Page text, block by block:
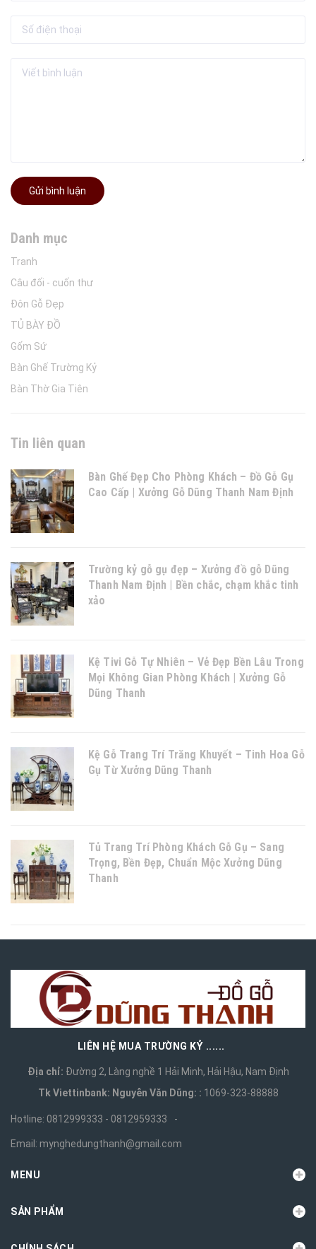
Gửi bình luận
Danh mục
Tranh
Câu đối - cuốn thư
Đôn Gỗ Đẹp
TỦ BÀY ĐỒ
Gốm Sứ
Bàn Ghế Trường Kỷ
Bàn Thờ Gia Tiên
Tin liên quan
Bàn Ghế Đẹp Cho Phòng Khách – Đồ Gỗ Gụ
Cao Cấp | Xưởng Gỗ Dũng Thanh Nam Định
Trường kỷ gỗ gụ đẹp – Xưởng đồ gỗ Dũng
Thanh Nam Định | Bền chắc, chạm khắc tinh
xảo
Kệ Tivi Gỗ Tự Nhiên – Vẻ Đẹp Bền Lâu Trong
Mọi Không Gian Phòng Khách | Xưởng Gỗ
Dũng Thanh
Kệ Gỗ Trang Trí Trăng Khuyết – Tinh Hoa Gỗ
Gụ Từ Xưởng Dũng Thanh
Tủ Trang Trí Phòng Khách Gỗ Gụ – Sang
Trọng, Bền Đẹp, Chuẩn Mộc Xưởng Dũng
Thanh
LIÊN HỆ MUA TRƯỜNG KỶ ......
Địa chỉ: Đường 2, Làng nghề 1 Hải Minh, Hải Hậu, Nam Định
Tk Viettinbank: Nguyễn Văn Dũng: : 1069-323-88888
Hotline: 0812999333 - 0812959333 -
Email: mynghedungthanh@gmail.com
MENU
SẢN PHẨM